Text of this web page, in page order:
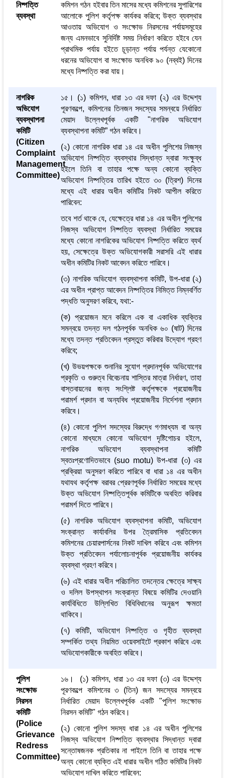
নিষ্পত্তি
ব্যবস্থা
কমিশন গঠন হইবার তিন মাসের মধ্যে কমিশনের সুপারিশের
আলোকে পুলিশ কর্তৃপক্ষ কার্যকর করিবে; উক্ত ব্যবস্থার
আওতায় অভিযোগ ও সংক্ষোভ নিরসনের পর্যায়সমূহের
জন্য এমনভাবে সুনির্দিষ্ট সময় নির্ধারণ করিতে হইবে যেন
প্রাথমিক পর্যায় হইতে চূড়ান্ত পর্যায় পর্যন্ত যেকোনো
ধরনের অভিযোগ বা সংক্ষোভ অনধিক ৯০ (নব্বই) দিনের
মধ্যে নিষ্পত্তি করা যায়।
নাগরিক
অভিযোগ
ব্যবস্থাপনা
কমিটি
(Citizen
Complaint
Management
Committee)
১৫। (১) কমিশন, ধারা ১৩ এর দফা (২) এর উদ্দেশ্য
পূরণকল্পে, কমিশনের তিনজন সদস্যের সমন্বয়ে নির্ধারিত
মেয়াদ উল্লেখপূর্বক একটি "নাগরিক অভিযোগ
ব্যবস্থাপনা কমিটি” গঠন করিবে।
(২) কোনো নাগরিক ধারা ১৪ এর অধীন পুলিশের নিজস্ব
অভিযোগ নিষ্পত্তি ব্যবস্থার সিদ্ধান্ত দ্বারা সংক্ষুব্ধ
হইলে তিনি বা তাহার পক্ষে অন্য কোনো ব্যক্তি
অভিযোগ নিষ্পত্তির তারিখ হইতে ৩০ (ত্রিশ) দিনের
মধ্যে এই ধারার অধীন কমিটির নিকট আপীল করিতে
পারিবেন:
তবে শর্ত থাকে যে, যেক্ষেত্রে ধারা ১৪ এর অধীন পুলিশের
নিজস্ব অভিযোগ নিষ্পত্তি ব্যবস্থা নির্ধারিত সময়ের
মধ্যে কোনো নাগরিকের অভিযোগ নিষ্পত্তি করিতে ব্যর্থ
হয়, সেক্ষেত্রে উক্ত অভিযোগকারী সরাসরি এই ধারার
অধীন কমিটির নিকট আবেদন করিতে পারিবে।
(৩) নাগরিক অভিযোগ ব্যবস্থাপনা কমিটি, উপ-ধারা (২)
এর অধীন প্রাপ্ত আবেদন নিষ্পত্তির নিমিত্ত নিম্নবর্ণিত
পদ্ধতি অনুসরণ করিবে, যথা:-
(ক) প্রয়োজন মনে করিলে এক বা একাধিক ব্যক্তির
সমন্বয়ে তদন্ত দল গঠনপূর্বক অনধিক ৬০ (ষাট) দিনের
মধ্যে তদন্ত প্রতিবেদন প্রস্তুত করিবার উদ্যোগ গ্রহণ
করিবে;
(খ) উভয়পক্ষকে শুনানির সুযোগ প্রদানপূর্বক অভিযোগের
প্রকৃতি ও গুরুত্ব বিবেচনায় শাস্তির মাত্রা নির্ধারণ, তাহা
বাস্তবায়নের জন্য সংশ্লিষ্ট কর্তৃপক্ষকে প্রয়োজনীয়
পরামর্শ প্রদান বা অন্যবিধ প্রয়োজনীয় নির্দেশনা প্রদান
করিবে।
(৪) কোনো পুলিশ সদস্যের বিরুদ্ধে গণমাধ্যম বা অন্য
কোনো মাধ্যমে কোনো অভিযোগ দৃষ্টিগোচর হইলে,
নাগরিক অভিযোগ ব্যবস্থাপনা কমিটি
স্বতঃপ্রণোদিতভাবে (suo motu) উপ-ধারা (৩) এর
প্রক্রিয়া অনুসরণ করিতে পারিবে বা ধারা ১৪ এর অধীন
যথাযথ কর্তৃপক্ষ বরাবর প্রেরণপূর্বক নির্ধারিত সময়ের মধ্যে
উক্ত অভিযোগ নিষ্পত্তিপূর্বক কমিটিকে অবহিত করিবার
পরামর্শ দিতে পারিবে।
(৫) নাগরিক অভিযোগ ব্যবস্থাপনা কমিটি, অভিযোগ
সংক্রান্ত কার্যাবলির উপর ত্রৈমাসিক প্রতিবেদন
কমিশনের চেয়ারপার্সনের নিকট দাখিল করিবে এবং কমিশন
উক্ত প্রতিবেদন পর্যালোচনাপূর্বক প্রয়োজনীয় কার্যকর
ব্যবস্থা গ্রহণ করিবে।
(৬) এই ধারার অধীন পরিচালিত তদন্তের ক্ষেত্রে সাক্ষ্য
ও দলিল উপস্থাপন সংক্রান্ত বিষয়ে কমিটির দেওয়ানি
কার্যবিধিতে উল্লিখিত বিধিবিধানের অনুরূপ ক্ষমতা
থাকিবে।
(৭) কমিটি, অভিযোগ নিষ্পত্তি ও গৃহীত ব্যবস্থা
সম্পর্কিত তথ্য নিয়মিত ওয়েবসাইটে প্রকাশ করিবে এবং
অভিযোগকারীকে অবহিত করিবে।
পুলিশ
সংক্ষোভ
নিরসন
কমিটি
(Police
Grievance
Redress
Committee)
১৬। (১) কমিশন, ধারা ১৩ এর দফা (৩) এর উদ্দেশ্য
পূরণকল্পে কমিশনের ৩ (তিন) জন সদস্যের সমন্বয়ে
নির্ধারিত মেয়াদ উল্লেখপূর্বক একটি "পুলিশ সংক্ষোভ
নিরসন কমিটি" গঠন করিবে।
(২) কোনো পুলিশ সদস্য ধারা ১৪ এর অধীন পুলিশের
নিজস্ব অভিযোগ নিষ্পত্তি ব্যবস্থার সিদ্ধান্ত দ্বারা
সন্তোষজনক প্রতিকার না পাইলে তিনি বা তাহার পক্ষে
অন্য কোনো ব্যক্তি এই ধারার অধীন গঠিত কমিটির নিকট
অভিযোগ দাখিল করিতে পারিবেন: